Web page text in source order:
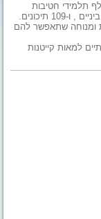
בתי הספר היסודיים וגני הילדים במחוז צפון יוצאים היום לחופשת הקיץ . תלמידים אלה מצטרפים אל 98,5 אלף תלמידי חטיבות
ומנוחה שתאפשר להם
למאות קייטנות